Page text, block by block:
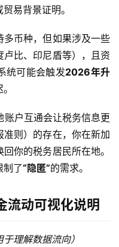
易背景证明。
多币种，但如果涉及一些
比、印尼盾等），且资
统可能会触发2026年升
账户互通会让税务信息更
则）的存在，你在新加
你的税务居民所在地。
制了“隐匿”的需求。
流动可视化说明
理解数据流向）